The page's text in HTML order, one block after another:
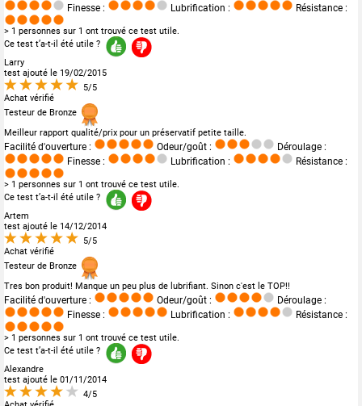
Finesse :
Lubrification : Résistance :
> 1 personnes sur 1 ont trouvé ce test utile.
Ce test t’a-t-il été utile ?
Larry
test ajouté le 19/02/2015
5/5
Achat vérifié
Testeur de Bronze
Meilleur rapport qualité/prix pour un préservatif petite taille.
Facilité d'ouverture : Odeur/goût :
Déroulage :
Finesse :
Lubrification : Résistance :
> 1 personnes sur 1 ont trouvé ce test utile.
Ce test t’a-t-il été utile ?
Artem
test ajouté le 14/12/2014
5/5
Achat vérifié
Testeur de Bronze
Tres bon produit! Manque un peu plus de lubrifiant. Sinon c'est le TOP!!
Facilité d'ouverture : Odeur/goût :
Déroulage :
Finesse :
Lubrification : Résistance :
> 1 personnes sur 1 ont trouvé ce test utile.
Ce test t’a-t-il été utile ?
Alexandre
test ajouté le 01/11/2014
4/5